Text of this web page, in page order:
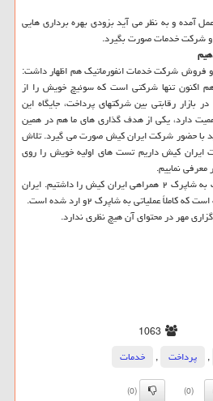
آمده و به نظر می آید بزودی بهره برداری هایی
و شرکت خدمات صورت بگیرد.
و فروش شرکت خدمات انفورماتیک هم اظهار داشت:
اکنون تنها شرکتی است که سوئیچ خویش را از
رقابتی بین شرکتهای پرداخت، جایگاه این
دارد، یکی از هدف گذاری های ما هم در همین
با حضور شرکت ایران کیش صورت می گیرد. تلاش
ایران کیش داریم تست های اولیه خویش را روی
معرفی نماییم.
وی اضافه کرد: ما در ارتقای شاپرک به شاپرک ۲ همراهی ایران کیش را داشتیم. ایران
عملیاتی به شاپرک ۲و ارد شده است.
مهر در محتوای آن هیچ نظری ندارد.
1063
, پرداخت ,
خدمات
(0)
(0)